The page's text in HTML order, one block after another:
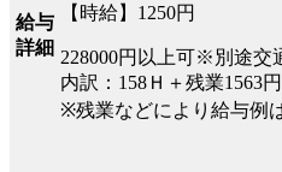
給与
詳細
【時給】1250円
228000円以上可※別途交
内訳：158Ｈ＋残業1563
※残業などにより給与例